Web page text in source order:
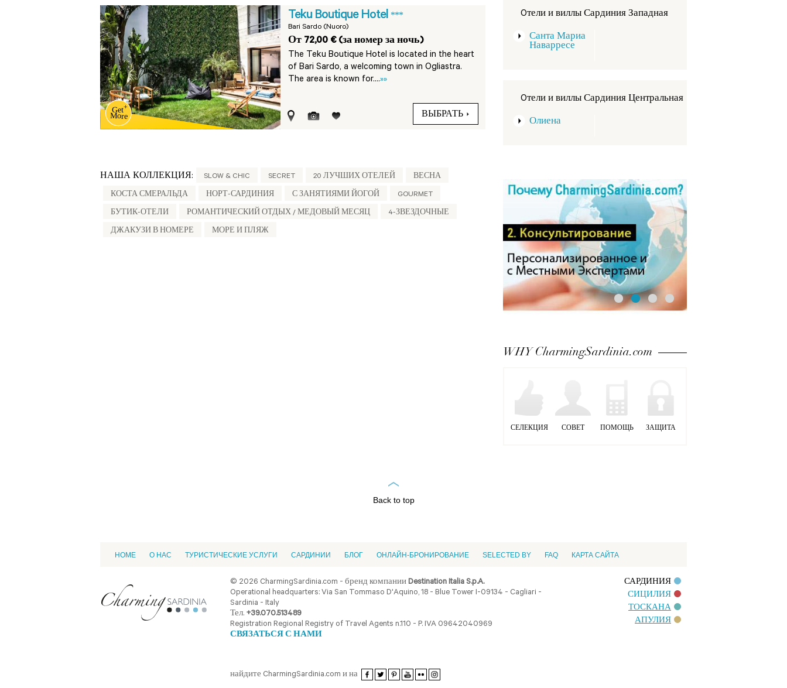
Teku Boutique Hotel ***
Bari Sardo (Nuoro)
От 72,00 € (за номер за ночь)
The Teku Boutique Hotel is located in the heart
of Bari Sardo, a welcoming town in Ogliastra.
The area is known for....»»
ВЫБРАТЬ
НАША КОЛЛЕКЦИЯ: SLOW & CHIC SECRET 20 ЛУЧШИХ ОТЕЛЕЙ ВЕСНА
КОСТА СМЕРАЛЬДА НОРТ-САРДИНИЯ С ЗАНЯТИЯМИ ЙОГОЙ GOURMET
БУТИК-ОТЕЛИ РОМАНТИЧЕСКИЙ ОТДЫХ / МЕДОВЫЙ МЕСЯЦ 4-ЗВЕЗДОЧНЫЕ
ДЖАКУЗИ В НОМЕРЕ МОРЕ И ПЛЯЖ
Oтели и виллы Сардиния Западная
Санта Мариа
Наварресе
Oтели и виллы Сардиния Центральная
Олиена
WHY CharmingSardinia.com
СЕЛЕКЦИЯ СОВЕТ ПОМОЩЬ ЗАЩИТА
Back to top
HOME О НАС ТУРИСТИЧЕСКИЕ УСЛУГИ CАРДИНИИ БЛОГ ОНЛАЙН-БРОНИРОВАНИЕ SELECTED BY FAQ КАРТА САЙТА
© 2026 CharmingSardinia.com - бренд компанииDestination Italia S.p.A.
Operational headquarters: Via San Tommaso D'Aquino, 18 - Blue Tower I-09134 - Cagliari -
Sardinia - Italy
Тел. +39.070.513489
Registration Regional Registry of Travel Agents n.110 - P. IVA 09642040969
СВЯЗАТЬСЯ С НАМИ
найдите CharmingSardinia.com и на
САРДИНИЯ
СИЦИЛИЯ
ТОСКАНА
АПУЛИЯ